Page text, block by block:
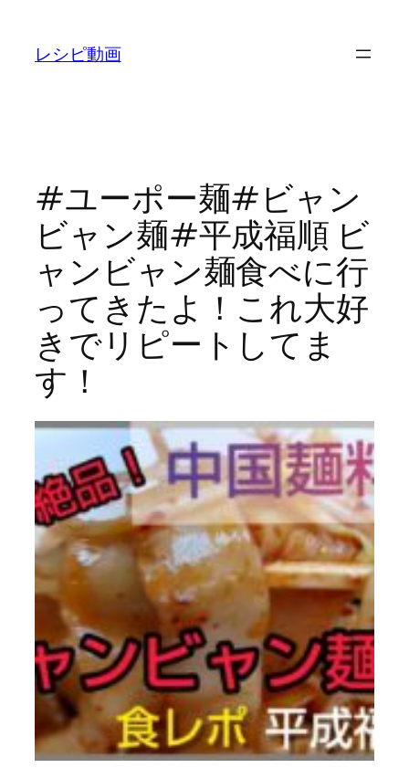
レシピ動画
#ユーポー麺#ビャン
ビャン麺#平成福順 ビ
ャンビャン麺食べに行
ってきたよ！これ大好
きでリピートしてま
す！